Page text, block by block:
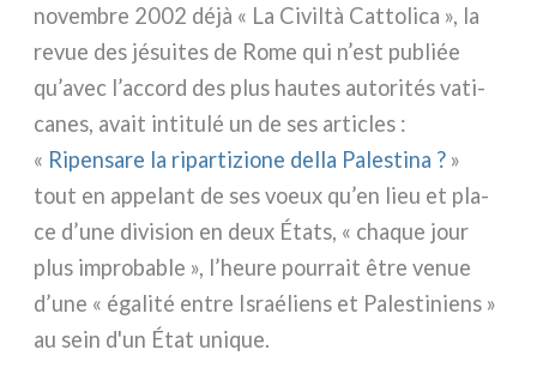
novembre 2002 déjà « La Civiltà Cattolica », la
revue des jésui­tes de Rome qui n’est publiée
qu’avec l’accord des plus hau­tes auto­ri­tés vati­
ca­nes, avait inti­tu­lé un de ses arti­cles :
« Ripensare la ripar­ti­zio­ne del­la Palestina ? »
tout en appe­lant de ses voeux qu’en lieu et pla­
ce d’une divi­sion en deux États, « cha­que jour
plus impro­ba­ble », l’heure pour­rait être venue
d’une « éga­li­té entre Israéliens et Palestiniens »
au sein d'un État uni­que.